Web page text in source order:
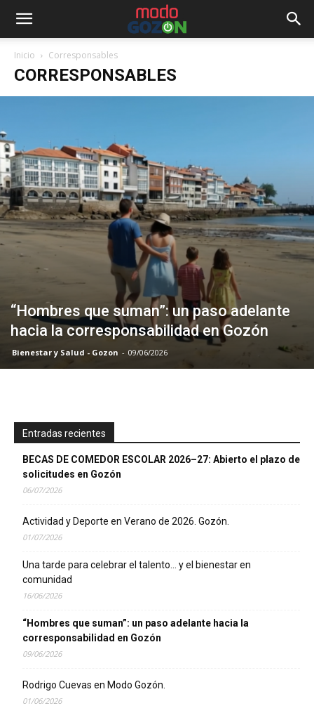
Inicio Corresponsables
CORRESPONSABLES
“Hombres que suman”: un paso adelante
hacia la corresponsabilidad en Gozón
Bienestar y Salud - Gozon - 09/06/2026
Entradas recientes
BECAS DE COMEDOR ESCOLAR 2026–27: Abierto el plazo de
solicitudes en Gozón
06/07/2026
Actividad y Deporte en Verano de 2026. Gozón.
01/07/2026
Una tarde para celebrar el talento… y el bienestar en
comunidad
16/06/2026
“Hombres que suman”: un paso adelante hacia la
corresponsabilidad en Gozón
09/06/2026
Rodrigo Cuevas en Modo Gozón.
01/06/2026